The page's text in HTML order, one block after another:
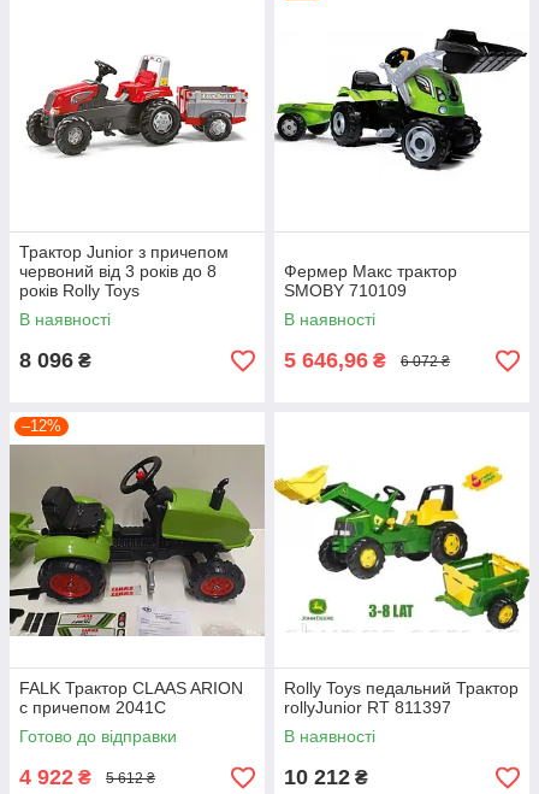
Трактор Junior з причепом
червоний від 3 років до 8
років Rolly Toys
В наявності
8 096 ₴
Фермер Макс трактор
SMOBY 710109
В наявності
5 646,96 ₴ 6 072 ₴
–12%
FALK Трактор CLAAS ARION
c причепом 2041C
Готово до відправки
4 922 ₴ 5 612 ₴
Rolly Toys педальний Трактор
rollyJunior RT 811397
В наявності
10 212 ₴